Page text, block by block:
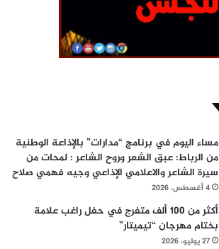
مساء اليوم في برنامج “مدارات” بالإذاعة الوطنية
من الرباط: عبق الشعر وروح الشاعر : لمحات من
سيرة الشاعر والاعلامي الإذاعي وجيه فهمي صلاح
4 أغسطس، 2026
أكثر من 100 ألف متفرج في حفل راغب علامة
بختام مهرجان “تيميتار”
27 يوليو، 2026